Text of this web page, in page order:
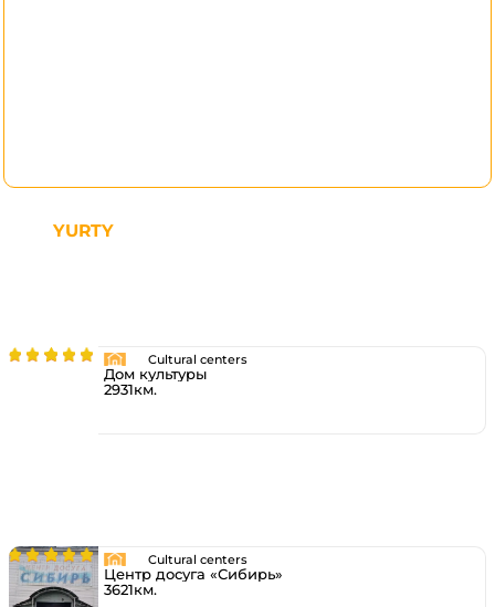
YURTY
Cultural centers
Дом культуры
2931км.
Cultural centers
Центр досуга «Сибирь»
3621км.